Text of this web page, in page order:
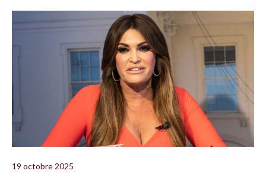
19 octobre 2025